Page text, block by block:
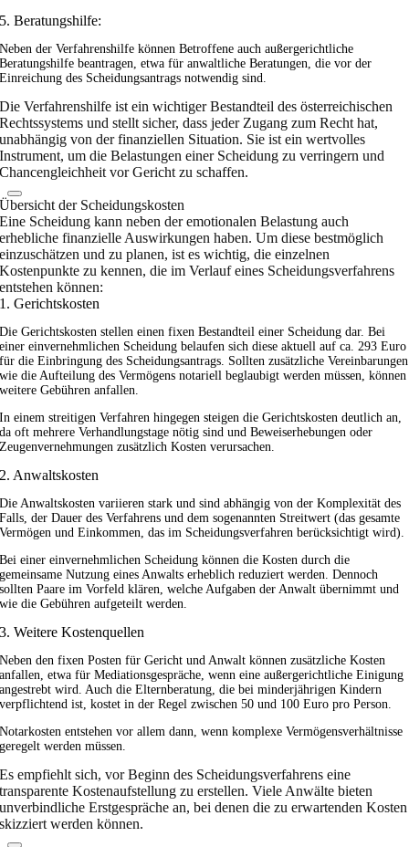
5. Beratungshilfe:
Neben der Verfahrenshilfe können Betroffene auch außergerichtliche
Beratungshilfe beantragen, etwa für anwaltliche Beratungen, die vor der
Einreichung des Scheidungsantrags notwendig sind.
Die Verfahrenshilfe ist ein wichtiger Bestandteil des österreichischen
Rechtssystems und stellt sicher, dass jeder Zugang zum Recht hat,
unabhängig von der finanziellen Situation. Sie ist ein wertvolles
Instrument, um die Belastungen einer Scheidung zu verringern und
Chancengleichheit vor Gericht zu schaffen.
Übersicht der Scheidungskosten
Eine Scheidung kann neben der emotionalen Belastung auch
erhebliche finanzielle Auswirkungen haben. Um diese bestmöglich
einzuschätzen und zu planen, ist es wichtig, die einzelnen
Kostenpunkte zu kennen, die im Verlauf eines Scheidungsverfahrens
entstehen können:
1. Gerichtskosten
Die Gerichtskosten stellen einen fixen Bestandteil einer Scheidung dar. Bei
einer einvernehmlichen Scheidung belaufen sich diese aktuell auf ca. 293 Euro
für die Einbringung des Scheidungsantrags. Sollten zusätzliche Vereinbarungen
wie die Aufteilung des Vermögens notariell beglaubigt werden müssen, können
weitere Gebühren anfallen.
In einem streitigen Verfahren hingegen steigen die Gerichtskosten deutlich an,
da oft mehrere Verhandlungstage nötig sind und Beweiserhebungen oder
Zeugenvernehmungen zusätzlich Kosten verursachen.
2. Anwaltskosten
Die Anwaltskosten variieren stark und sind abhängig von der Komplexität des
Falls, der Dauer des Verfahrens und dem sogenannten Streitwert (das gesamte
Vermögen und Einkommen, das im Scheidungsverfahren berücksichtigt wird).
Bei einer einvernehmlichen Scheidung können die Kosten durch die
gemeinsame Nutzung eines Anwalts erheblich reduziert werden. Dennoch
sollten Paare im Vorfeld klären, welche Aufgaben der Anwalt übernimmt und
wie die Gebühren aufgeteilt werden.
3. Weitere Kostenquellen
Neben den fixen Posten für Gericht und Anwalt können zusätzliche Kosten
anfallen, etwa für Mediationsgespräche, wenn eine außergerichtliche Einigung
angestrebt wird. Auch die Elternberatung, die bei minderjährigen Kindern
verpflichtend ist, kostet in der Regel zwischen 50 und 100 Euro pro Person.
Notarkosten entstehen vor allem dann, wenn komplexe Vermögensverhältnisse
geregelt werden müssen.
Es empfiehlt sich, vor Beginn des Scheidungsverfahrens eine
transparente Kostenaufstellung zu erstellen. Viele Anwälte bieten
unverbindliche Erstgespräche an, bei denen die zu erwartenden Kosten
skizziert werden können.